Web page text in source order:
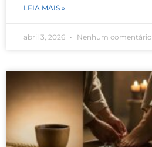
LEIA MAIS »
abril 3, 2026 Nenhum comentário